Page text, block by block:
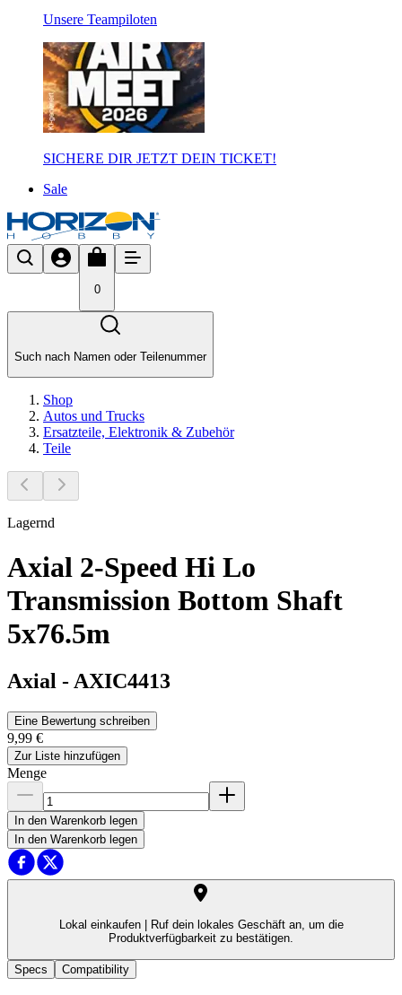
Unsere Teampiloten
SICHERE DIR JETZT DEIN TICKET!
Sale
0
Such nach Namen oder Teilenummer
Shop
Autos und Trucks
Ersatzteile, Elektronik & Zubehör
Teile
Lagernd
Axial 2-Speed Hi Lo
Transmission Bottom Shaft
5x76.5m
Axial - AXIC4413
Eine Bewertung schreiben
9,99 €
Zur Liste hinzufügen
Menge
In den Warenkorb legen
In den Warenkorb legen
Lokal einkaufen |
Ruf dein lokales Geschäft an, um die
Produktverfügbarkeit zu bestätigen.
Specs Compatibility